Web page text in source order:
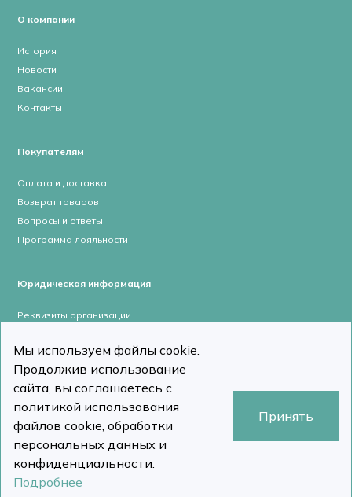
О компании
История
Новости
Вакансии
Контакты
Покупателям
Оплата и доставка
Возврат товаров
Вопросы и ответы
Программа лояльности
Юридическая информация
Реквизиты организации
Пользовательское соглашение
Политика конфиденциальности
stomcomp.ru © Все права защищены 2026
Мы используем файлы cookie.
Продолжив использование
сайта, вы соглашаетесь с
политикой использования
файлов cookie, обработки
персональных данных и
конфиденциальности.
Подробнее
Принять